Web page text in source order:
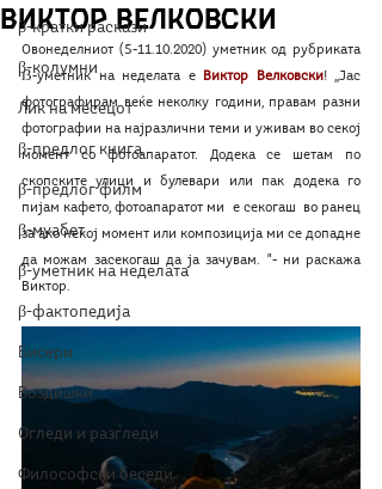
β-кратки раскази
β-колумни
Лик на месецот
β-предлог книга
β-предлог филм
β-муабет
β-уметник на неделата
β-фактопедија
Бисери
Воздишки
Огледи и разгледи
Философски беседи
Виктор Велковски
Овонеделниот (5-11.10.2020) уметник од рубриката
ẞ-уметник на неделата е
Виктор Велковски! ,,Јас
фотографирам веќе неколку години, правам разни
фотографии на најразлични теми и уживам во секој
момент со фотоапаратот. Додека се шетам по
скопските улици и булевари или пак додека го
пијам кафето, фотоапаратот ми  е секогаш  во ранец
за ако некој момент или композиција ми се допадне
да можам засекогаш да ја зачувам. "- ни раскажа
Виктор.